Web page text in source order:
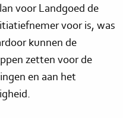
voor Landgoed de
voor is, was
kunnen de
zetten voor de
en aan het